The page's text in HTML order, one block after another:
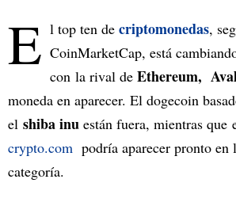
E l top ten de criptomonedas,
CoinMarketCap, está
con la rival de Ethereum,
moneda en aparecer. El dogecoin
el shiba inu están fuera, mientras que
crypto.com podría aparecer pronto en
categoría.